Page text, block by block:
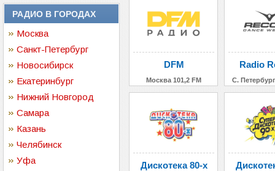
РАДИО В ГОРОДАХ
Москва
Санкт-Петербург
Новосибирск
Екатеринбург
Нижний Новгород
Самара
Казань
Челябинск
Уфа
DFM
Москва 101,2 FM
Radio
С.
Дискотека 80-х